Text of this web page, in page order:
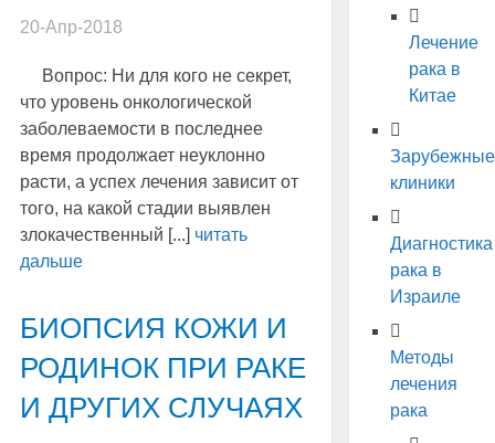
20-Апр-2018
Вопрос: Ни для кого не секрет,
что уровень онкологической
заболеваемости в последнее
время продолжает неуклонно
расти, а успех лечения зависит от
того, на какой стадии выявлен
злокачественный [...] читать
дальше
БИОПСИЯ КОЖИ И
РОДИНОК ПРИ РАКЕ
И ДРУГИХ СЛУЧАЯХ
Лечение
рака в
Китае
Зарубежные
клиники
Диагностика
рака в
Израиле
Методы
лечения
рака